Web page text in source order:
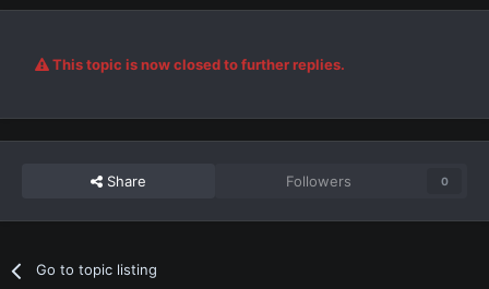
This topic is now closed to further replies.
Share Followers 0
Go to topic listing